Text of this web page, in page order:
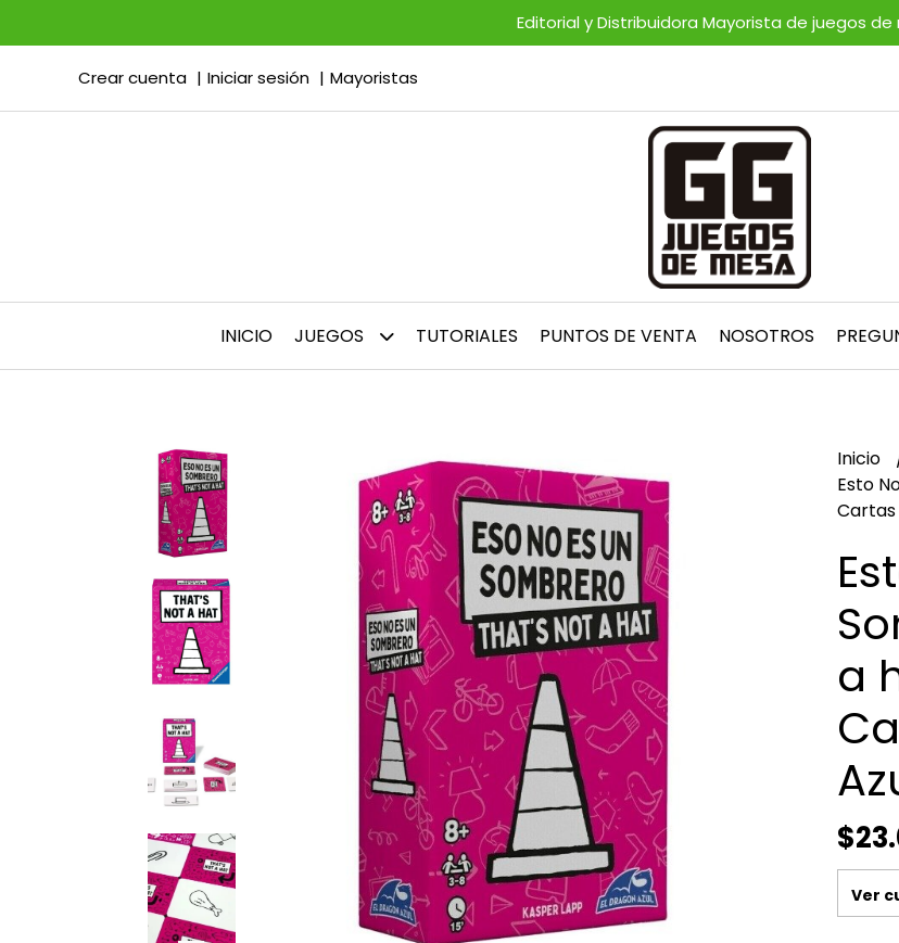
Editorial y Distribuidora Mayorista de juegos de
Crear cuenta Iniciar sesión Mayoristas
INICIO JUEGOS TUTORIALES PUNTOS DE VENTA NOSOTROS
Inicio
Esto
Cartas
a
Ver